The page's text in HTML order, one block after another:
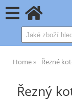
Home Řezné
Řezný